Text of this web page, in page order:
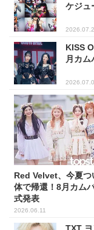
ケジュ
KISS
月カ
Red Velvet、今夏つ
体で帰還！8月カム
式発表
2026.06.11